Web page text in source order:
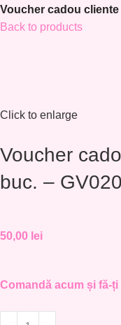
Voucher cadou cliente
Back to products
Click to enlarge
Voucher
buc. – GV020
50,00 lei
Comandă acum și fă-